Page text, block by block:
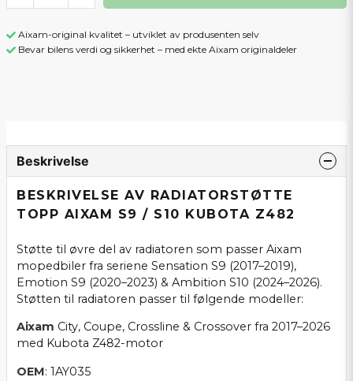
Aixam-original kvalitet – utviklet av produsenten selv
Bevar bilens verdi og sikkerhet – med ekte Aixam originaldeler
Beskrivelse
BESKRIVELSE AV RADIATORSTØTTE
TOPP AIXAM S9 / S10 KUBOTA Z482
Støtte til øvre del av radiatoren som passer Aixam
mopedbiler fra seriene Sensation S9 (2017–2019),
Emotion S9 (2020–2023) & Ambition S10 (2024–2026).
Støtten til radiatoren passer til følgende modeller:
Aixam City, Coupe, Crossline & Crossover fra 2017–2026
med Kubota Z482-motor
OEM: 1AY035